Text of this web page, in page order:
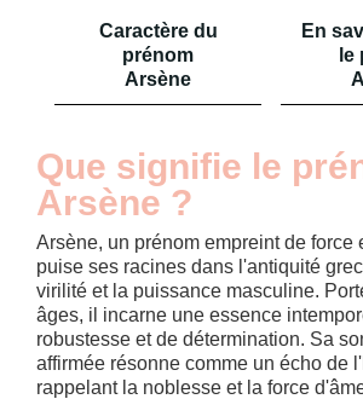
Caractère du
prénom
Arsène
En
le
Que signifie le
Arsène ?
Arsène, un prénom empreint de force
puise ses racines dans l'antiquité
virilité et la puissance masculine.
âges, il incarne une essence
robustesse et de détermination. Sa
affirmée résonne comme un écho de
rappelant la noblesse et la force